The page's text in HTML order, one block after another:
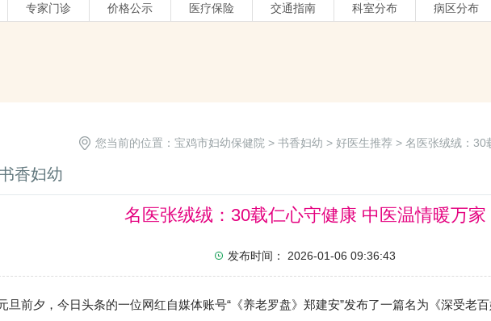
专家门诊 价格公示 医疗保险 交通指南 科室分布 病区分布
您当前的位置： 宝鸡市妇幼保健院 > 书香妇幼 > 好医生推荐 > 名医张绒绒：30
香妇幼
名医张绒绒：30载仁心守健康 中医温情暖万家
发布时间： 2026-01-06 09:36:43
夕，今日头条的一位网红自媒体账号“《养老罗盘》郑建安”发布了一篇名为《深受老百